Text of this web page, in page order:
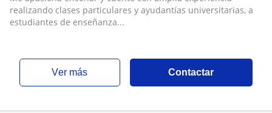
realizando clases particulares y ayudantías universitarias, a
estudiantes de enseñanza...
ver más Contactar